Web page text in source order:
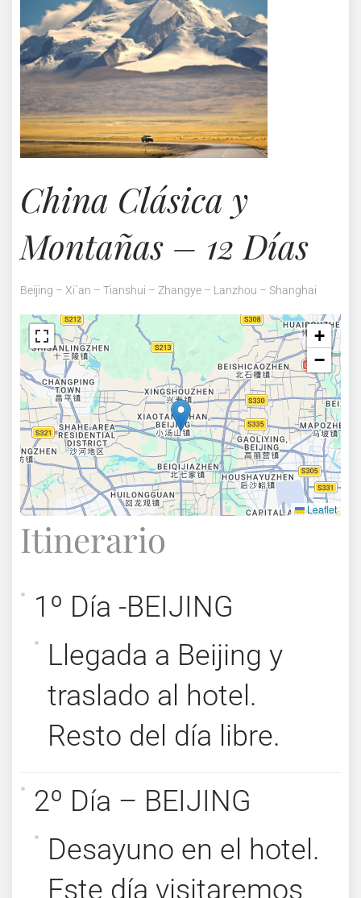
China Clásica y
Montañas – 12 Días
Beijing – Xi´an – Tianshui – Zhangye – Lanzhou – Shanghai
+
−
Leaflet
Itinerario
1º Día -BEIJING
Llegada a Beijing y
traslado al hotel.
Resto del día libre.
2º Día – BEIJING
Desayuno en el hotel.
Este día visitaremos